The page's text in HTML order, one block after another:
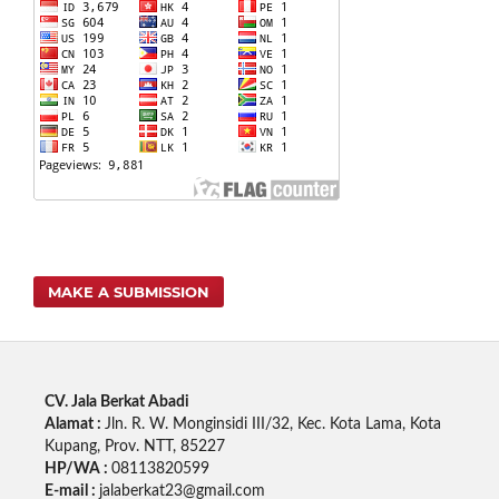
MAKE A SUBMISSION
CV. Jala Berkat Abadi
Alamat : Jln. R. W. Monginsidi III/32, Kec. Kota Lama, Kota
Kupang, Prov. NTT, 85227
HP/WA : 08113820599
E-mail : jalaberkat23@gmail.com